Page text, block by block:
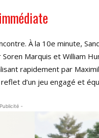
À la 10e minute,
Marquis et William
rapidement par
d’un jeu engagé et
-